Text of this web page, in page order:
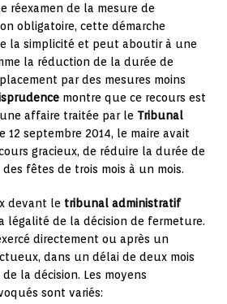
réexamen de la mesure de
obligatoire, cette démarche
la simplicité et peut aboutir à une
la réduction de la durée de
par des mesures moins
montre que ce recours est
affaire traitée par le Tribunal
12 septembre 2014, le maire avait
gracieux, de réduire la durée de
fêtes de trois mois à un mois.
devant le tribunal administratif
légalité de la décision de fermeture.
directement ou après un
dans un délai de deux mois
la décision. Les moyens
sont variés: